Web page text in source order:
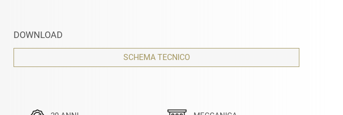
DOWNLOAD
SCHEMA TECNICO